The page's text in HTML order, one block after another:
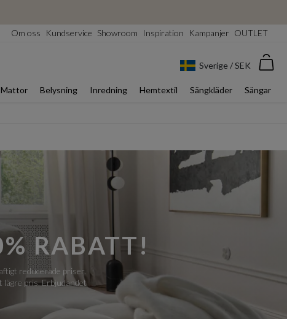
Om oss Kundservice Showroom Inspiration Kampanjer OUTLET
Sverige / SEK
Mattor Belysning Inredning Hemtextil Sängkläder Sängar
RABATT!
reducerade priser.
pris. Erbjudandet